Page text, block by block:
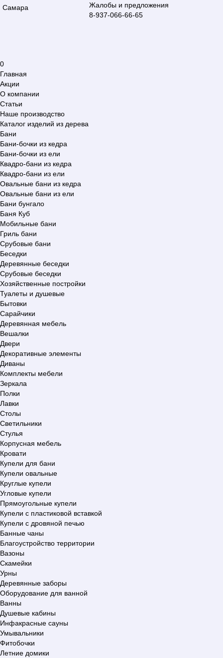
Самара
Жалобы и предложения
8-937-066-66-65
0
Главная
Акции
О компании
Статьи
Наше производство
Каталог изделий из дерева
Бани
Бани-бочки из кедра
Бани-бочки из ели
Квадро-бани из кедра
Квадро-бани из ели
Овальные бани из кедра
Овальные бани из ели
Бани бунгало
Баня Куб
Мобильные бани
Гриль бани
Срубовые бани
Беседки
Деревянные беседки
Срубовые беседки
Хозяйственные постройки
Туалеты и душевые
Бытовки
Сарайчики
Деревянная мебель
Вешалки
Двери
Декоративные элементы
Диваны
Комплекты мебели
Зеркала
Полки
Лавки
Столы
Светильники
Стулья
Корпусная мебель
Кровати
Купели для бани
Купели овальные
Круглые купели
Угловые купели
Прямоугольные купели
Купели с пластиковой вставкой
Купели с дровяной печью
Банные чаны
Благоустройство территории
Вазоны
Скамейки
Урны
Деревянные заборы
Оборудование для ванной
Ванны
Душевые кабины
Инфакрасные сауны
Умывальники
Фитобочки
Летние домики